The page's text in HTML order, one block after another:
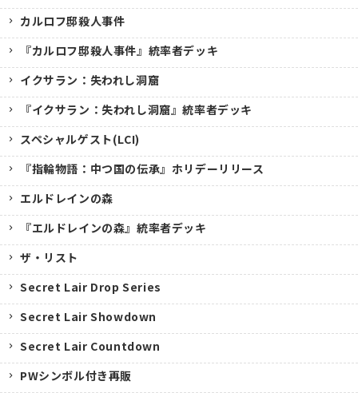
カルロフ邸殺人事件
『カルロフ邸殺人事件』統率者デッキ
イクサラン：失われし洞窟
『イクサラン：失われし洞窟』統率者デッキ
スペシャルゲスト(LCI)
『指輪物語：中つ国の伝承』ホリデーリリース
エルドレインの森
『エルドレインの森』統率者デッキ
ザ・リスト
Secret Lair Drop Series
Secret Lair Showdown
Secret Lair Countdown
PWシンボル付き再販